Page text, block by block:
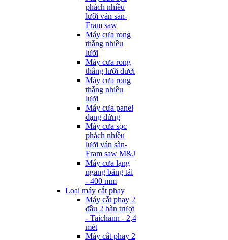
phách nhiều
lưỡi ván sàn-
Fram saw
Máy cưa rong
thẳng nhiều
lưỡi
Máy cưa rong
thẳng lưỡi dưới
Máy cưa rong
thẳng nhiều
lưỡi
Máy cưa panel
dạng đứng
Máy cưa sọc
phách nhiều
lưỡi ván sàn-
Fram saw M&J
Máy cưa lạng
ngang băng tải
- 400 mm
Loại máy cắt phay
Máy cắt phay 2
đầu 2 bàn trượt
- Taichann - 2,4
mét
Máy cắt phay 2